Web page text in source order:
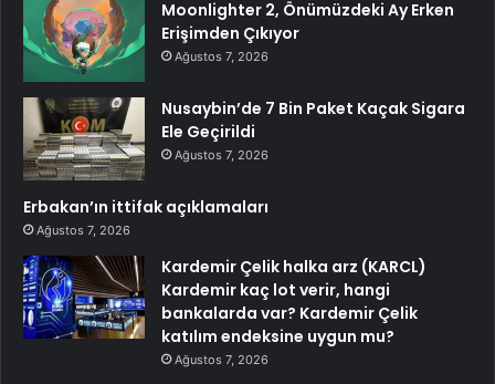
Moonlighter 2, Önümüzdeki Ay Erken
Erişimden Çıkıyor
Ağustos 7, 2026
Nusaybin’de 7 Bin Paket Kaçak Sigara
Ele Geçirildi
Ağustos 7, 2026
Erbakan’ın ittifak açıklamaları
Ağustos 7, 2026
Kardemir Çelik halka arz (KARCL)
Kardemir kaç lot verir, hangi
bankalarda var? Kardemir Çelik
katılım endeksine uygun mu?
Ağustos 7, 2026